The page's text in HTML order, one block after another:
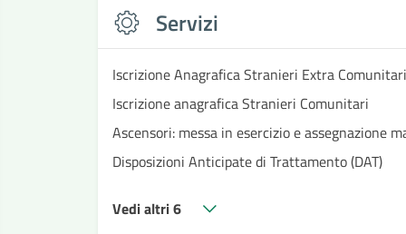
Servizi
Iscrizione Anagrafica Stranieri Extra Comunitari
Iscrizione anagrafica Stranieri Comunitari
Ascensori: messa in esercizio e assegnazione
Disposizioni Anticipate di Trattamento (DAT)
Vedi altri 6